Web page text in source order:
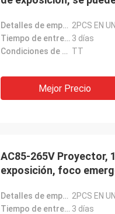
Detalles de empaquetado: 2PCS EN
Tiempo de entrega: 3 días
Condiciones de pago: TT
Mejor Precio
AC85-265V Proyector,
exposición, foco
Detalles de empaquetado: 2PCS EN
Tiempo de entrega: 3 días